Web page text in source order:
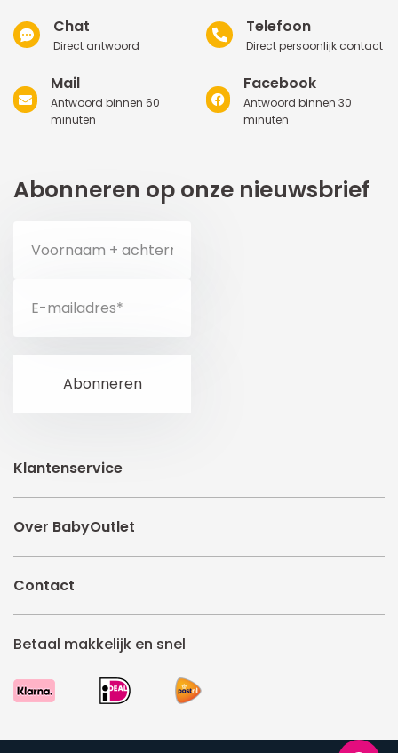
Chat
Direct antwoord
Telefoon
Direct persoonlijk contact
Mail
Antwoord binnen 60
minuten
Facebook
Antwoord binnen 30
minuten
Abonneren op onze nieuwsbrief
Klantenservice
Over BabyOutlet
Contact
Betaal makkelijk en snel